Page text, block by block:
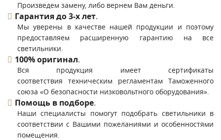
Произведем замену, либо вернем Вам деньги.
Гарантия до 3-х лет.
Мы уверены в качестве нашей продукции и поэтому
предоставляем расширенную гарантию на все
светильники.
100% оригинал.
Вся продукция имеет сертификаты
соответствия техническим регламентам Таможенного
союза «О безопасности низковольтного оборудования».
Помощь в подборе.
Наши специалисты помогут подобрать светильники в
соответствии с Вашими пожеланиями и особенностями
помещения.